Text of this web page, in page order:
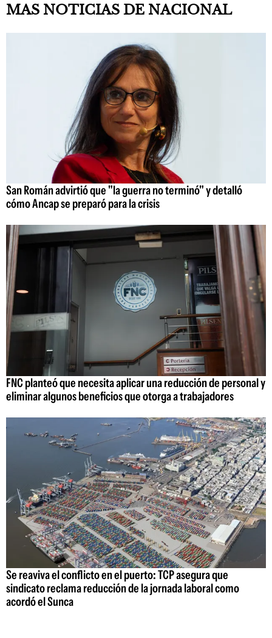
MAS NOTICIAS DE NACIONAL
San Román advirtió que "la guerra no terminó" y detalló
cómo Ancap se preparó para la crisis
FNC planteó que necesita aplicar una reducción de personal y
eliminar algunos beneficios que otorga a trabajadores
Se reaviva el conflicto en el puerto: TCP asegura que
sindicato reclama reducción de la jornada laboral como
acordó el Sunca